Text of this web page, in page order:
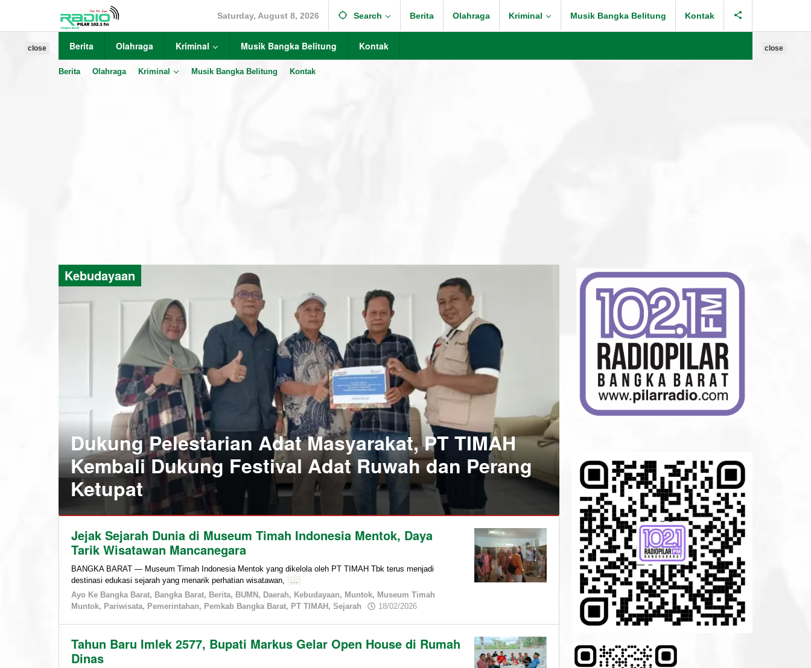
content
Saturday, August 8, 2026 Search Berita Olahraga Kriminal Musik Bangka Belitung Kontak
Berita Olahraga Kriminal Musik Bangka Belitung Kontak
Berita Olahraga Kriminal Musik Bangka Belitung Kontak
close close
Dukung Pelestarian Adat Masyarakat, PT TIMAH
Kembali Dukung Festival Adat Ruwah dan Perang
Ketupat
Bangka
Barat ,
Bangka
Barat,
Berita,
BUMN,
Kebudayaan,
Daerah,
Muntok,
Kebudayaan
Jejak Sejarah Dunia di Museum Timah Indonesia Mentok, Daya
Tarik Wisatawan Mancanegara
BANGKA BARAT — Museum Timah Indonesia Mentok yang dikelola oleh PT TIMAH Tbk terus menjadi
destinasi edukasi sejarah yang menarik perhatian wisatawan,
…
Ayo Ke Bangka Barat, Bangka Barat, Berita, BUMN , Daerah, Kebudayaan, Muntok, Museum Timah
Muntok, Pariwisata, Pemerintahan, Pemkab Bangka Barat, PT TIMAH , Sejarah 18/02/2026
Tahun Baru Imlek 2577, Bupati Markus Gelar Open House di Rumah
Dinas